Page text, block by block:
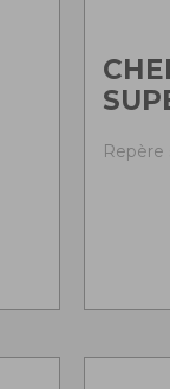
Repère